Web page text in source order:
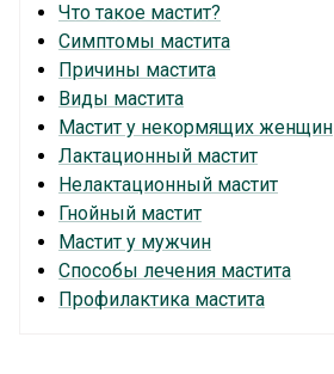
Что такое мастит?
Симптомы мастита
Причины мастита
Виды мастита
Мастит у некормящих женщин
Лактационный мастит
Нелактационный мастит
Гнойный мастит
Мастит у мужчин
Способы лечения мастита
Профилактика мастита